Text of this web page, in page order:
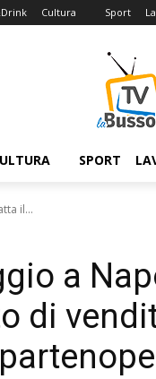
Cultura Sport
SPORT
il...
a
di